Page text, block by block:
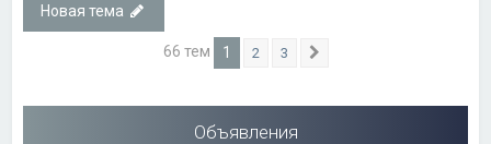
Новая тема
66 тем 1 2 3
Объявления